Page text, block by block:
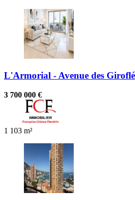
L'Armorial - Avenue des
3 700 000 €
1 103 m²